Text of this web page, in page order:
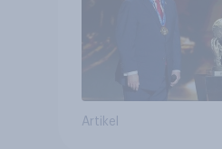
Artikel